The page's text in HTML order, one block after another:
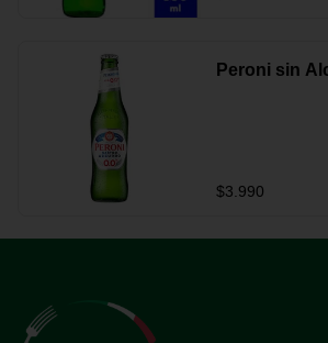
Peroni sin
$3.990